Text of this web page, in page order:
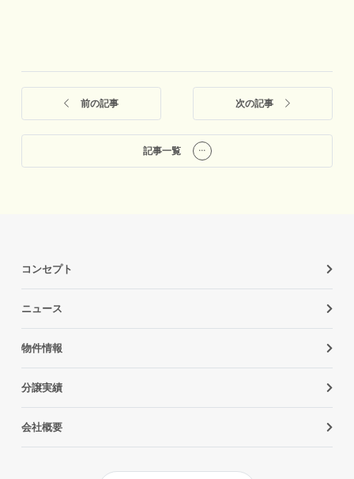
前の記事
記事一覧
次の記事
コンセプト
ニュース
物件情報
分譲実績
会社概要